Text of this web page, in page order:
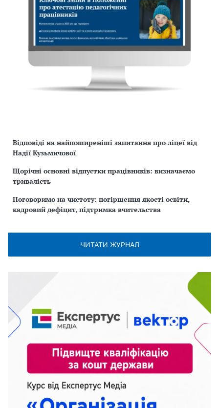
Відповіді на найпоширеніші запитання про ліцеї від
Надії Кузьмичової
Щорічні основні відпустки працівників: визначаємо
тривалість
Поговоримо на чистоту: погіршення якості освіти,
кадровий дефіцит, підтримка вчительства
ЧИТАТИ ЖУРНАЛ